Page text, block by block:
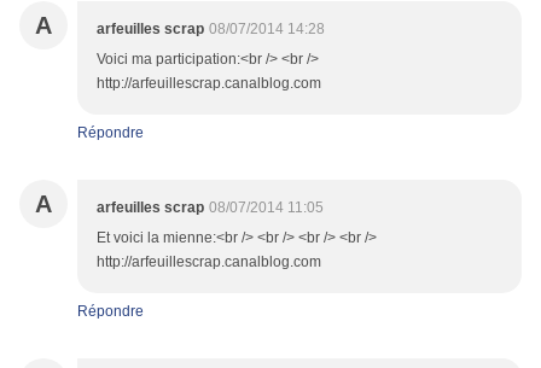
A arfeuilles scrap 08/07/2014 14:28
Voici ma participation:<br /> <br />
http://arfeuillescrap.canalblog.com
Répondre
A arfeuilles scrap 08/07/2014 11:05
Et voici la mienne:<br /> <br /> <br /> <br />
http://arfeuillescrap.canalblog.com
Répondre